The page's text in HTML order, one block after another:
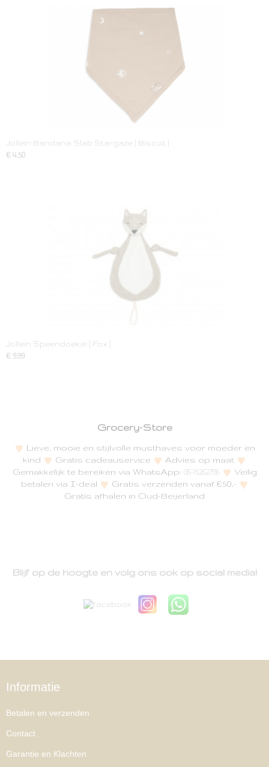
Jollein Bandana Slab Stargaze [ Biscuit ]
€ 4,50
Jollein Speendoekje [ Fox ]
€ 9,99
Grocery-Store
Lieve, mooie en stijlvolle musthaves voor moeder en
kind
Gratis cadeauservice
Advies op maat
Gemakkelijk te bereiken via WhatsApp: 06-15262796
Veilig
betalen via I-deal
Gratis verzenden vanaf €50,-
Gratis afhalen in Oud-Beijerland
Blijf op de hoogte en volg ons ook op social media!
Informatie
Betalen en verzenden
Contact
Garantie en Klachten